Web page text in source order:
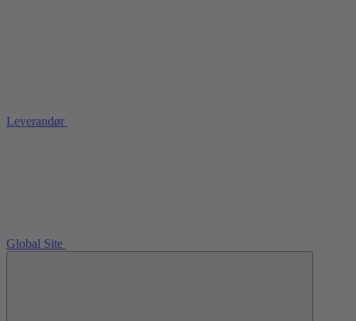
Leverandør
Global Site